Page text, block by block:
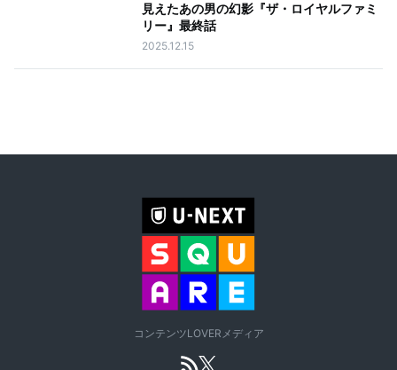
見えたあの男の幻影『ザ・ロイヤルファミ
リー』最終話
2025.12.15
コンテンツLOVERメディア